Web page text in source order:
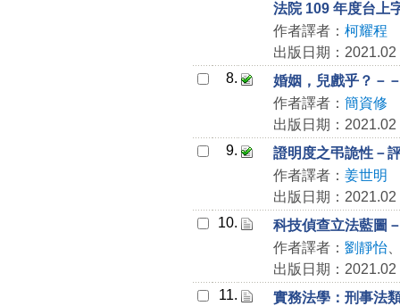
法院 109 年度台上
作者譯者： 柯耀程
出版日期：2021.02
8.
婚姻，兒戲乎？－
作者譯者： 簡資修
出版日期：2021.02
9.
證明度之弔詭性－
作者譯者： 姜世明
出版日期：2021.02
10.
科技偵查立法藍圖
作者譯者： 劉靜怡
出版日期：2021.02
11.
實務法學：刑事法